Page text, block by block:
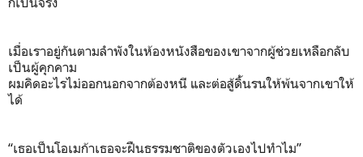
เมื่อเราอยู่กันตามลำพังในห้องหนังสือของเขาจากผู้ช่วยเหลือกลับ
เป็นผู้คุกคาม
ผมคิดอะไรไม่ออกนอกจากต้องหนี และต่อสู้ดิ้นรนให้พ้นจากเขาให้
ได้
“เธอเป็นโอเมก้าเธอจะฝืนธรรมชาติของตัวเองไปทำไม”